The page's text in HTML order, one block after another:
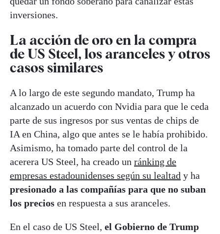
inversiones.
La acción de oro en la compra
de US Steel, los aranceles y otros
casos similares
A lo largo de este segundo mandato, Trump ha
alcanzado un acuerdo con Nvidia para que le ceda
parte de sus ingresos por sus ventas de chips de
IA en China, algo que antes se le había prohibido.
Asimismo, ha tomado parte del control de la
acerera US Steel, ha creado un ránking de
empresas estadounidenses según su lealtad y ha
presionado a las compañías para que no suban
los precios en respuesta a sus aranceles.
En el caso de US Steel, el Gobierno de Trump